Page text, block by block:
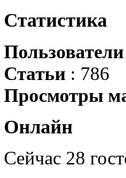
Статистика
Пользователи
Статьи : 786
Просмотры
Онлайн
Сейчас 28